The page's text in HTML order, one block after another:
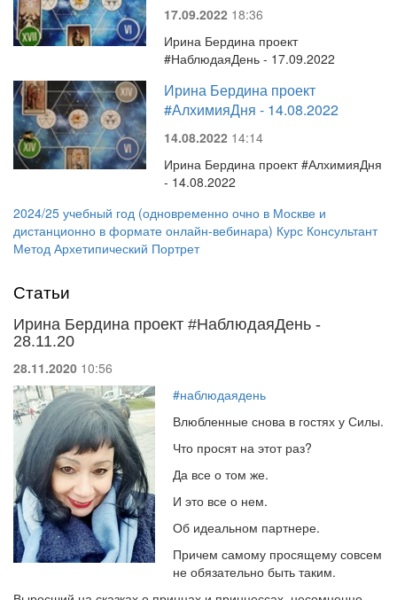
17.09.2022 18:36
Ирина Бердина проект
#НаблюдаяДень - 17.09.2022
Ирина Бердина проект
#АлхимияДня - 14.08.2022
14.08.2022 14:14
Ирина Бердина проект #АлхимияДня
- 14.08.2022
2024/25 учебный год (одновременно очно в Москве и
дистанционно в формате онлайн-вебинара) Курс Консультант
Метод Архетипический Портрет
Статьи
Ирина Бердина проект #НаблюдаяДень -
28.11.20
28.11.2020 10:56
#наблюдаядень
Влюбленные снова в гостях у Силы.
Что просят на этот раз?
Да все о том же.
И это все о нем.
Об идеальном партнере.
Причем самому просящему совсем
не обязательно быть таким.